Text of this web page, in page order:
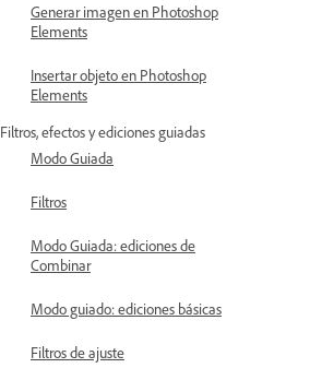
Generar imagen en Photoshop
Elements
Insertar objeto en Photoshop
Elements
Filtros, efectos y ediciones guiadas
Modo Guiada
Filtros
Modo Guiada: ediciones de
Combinar
Modo guiado: ediciones básicas
Filtros de ajuste